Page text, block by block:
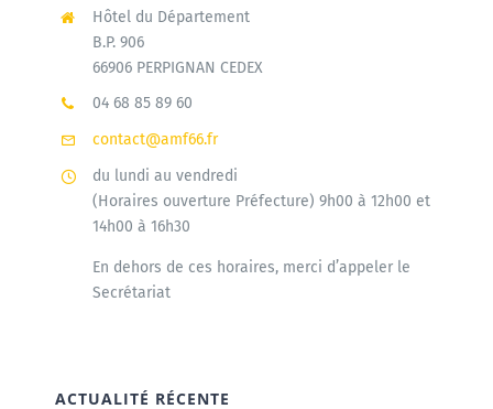
Hôtel du Département
B.P. 906
66906 PERPIGNAN CEDEX
04 68 85 89 60
contact@amf66.fr
du lundi au vendredi
(Horaires ouverture Préfecture) 9h00 à 12h00 et
14h00 à 16h30
En dehors de ces horaires, merci d’appeler le
Secrétariat
ACTUALITÉ RÉCENTE